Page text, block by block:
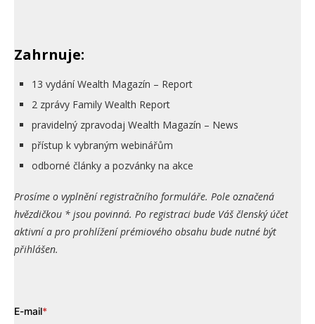
Zahrnuje:
13 vydání Wealth Magazín – Report
2 zprávy Family Wealth Report
pravidelný zpravodaj Wealth Magazín – News
přístup k vybraným webinářům
odborné články a pozvánky na akce
Prosíme o vyplnění registračního formuláře. Pole označená
hvězdičkou * jsou povinná. Po registraci bude Váš členský účet
aktivní a pro prohlížení prémiového obsahu bude nutné být
přihlášen.
E-mail*